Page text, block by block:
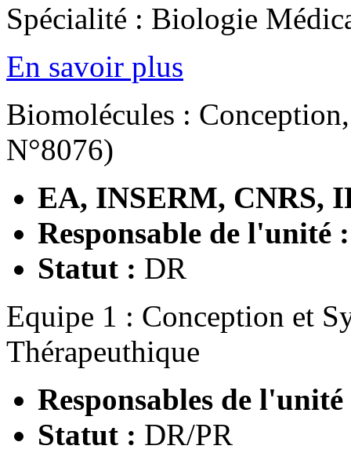
Spécialité : Biologie
En savoir plus
Biomolécules :
N°8076)
EA, INSERM, CNRS,
Responsable de l'unité
Statut : DR
Equipe 1 : Conception et
Thérapeuthique
Responsables de
Statut : DR/PR